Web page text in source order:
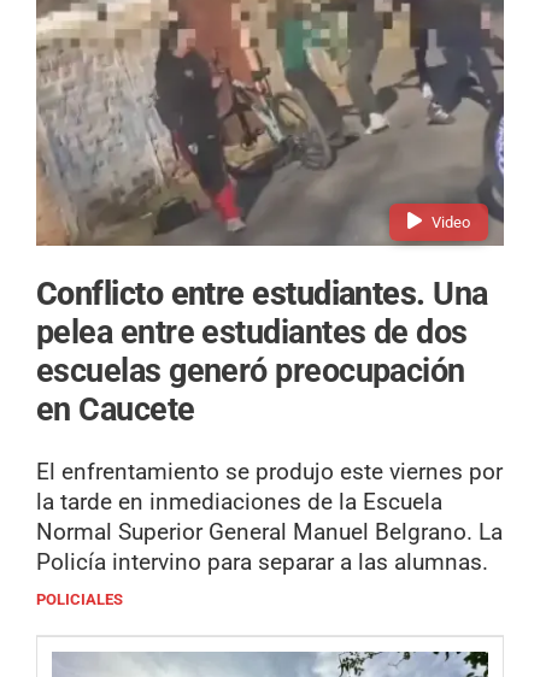
Video
Conflicto entre estudiantes. Una
pelea entre estudiantes de dos
escuelas generó preocupación
en Caucete
El enfrentamiento se produjo este viernes por
la tarde en inmediaciones de la Escuela
Normal Superior General Manuel Belgrano. La
Policía intervino para separar a las alumnas.
POLICIALES